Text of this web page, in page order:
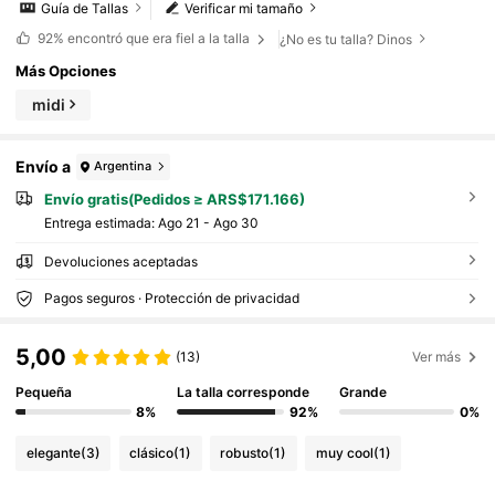
Verificar mi tamaño
Guía de Tallas
92% encontró que era fiel a la talla ¿No es tu talla? Dinos
Más Opciones
midi
Envío a Argentina
Envío gratis(Pedidos ≥ ARS$171.166)
Entrega estimada: Ago 21 - Ago 30
Devoluciones aceptadas
Pagos seguros · Protección de privacidad
5,00 (13) Ver más
Pequeña
8%
La talla corresponde
92%
Grande
0%
elegante(3) clásico(1) robusto(1) muy cool(1)